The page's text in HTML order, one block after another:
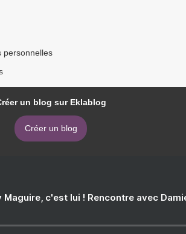
personnelles
un blog sur Eklablog
Créer un blog
c'est lui ! Rencontre avec